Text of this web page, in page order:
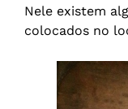
Nele existem
colocados no